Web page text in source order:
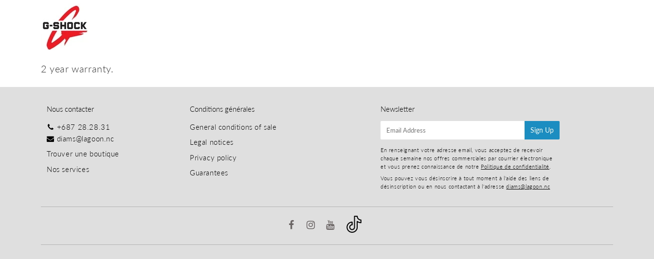
2 year warranty.
Nous contacter
+687 28.28.31
diams@lagoon.nc
Trouver une boutique
Nos services
Conditions générales
General conditions of sale
Legal notices
Privacy policy
Guarantees
Newsletter
E-
mail
Sign Up
En renseignant votre adresse email, vous acceptez de recevoir
chaque semaine nos offres commerciales par courrier électronique
et vous prenez connaissance de notre Politique de confidentialité
Vous pouvez vous désinscrire à tout moment à l'aide des liens de
désinscription ou en nous contactant à l'adressediams@lagoon.nc